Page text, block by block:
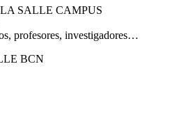
SALLE CAMPUS
profesores, investigadores…
BCN